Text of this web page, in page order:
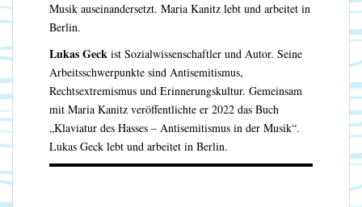
Musik auseinandersetzt. Maria Kanitz lebt und arbeitet in
Berlin.
Lukas Geck ist Sozialwissenschaftler und Autor. Seine
Arbeitsschwerpunkte sind Antisemitismus,
Rechtsextremismus und Erinnerungskultur. Gemeinsam
mit Maria Kanitz veröffentlichte er 2022 das Buch
„Klaviatur des Hasses – Antisemitismus in der Musik“.
Lukas Geck lebt und arbeitet in Berlin.